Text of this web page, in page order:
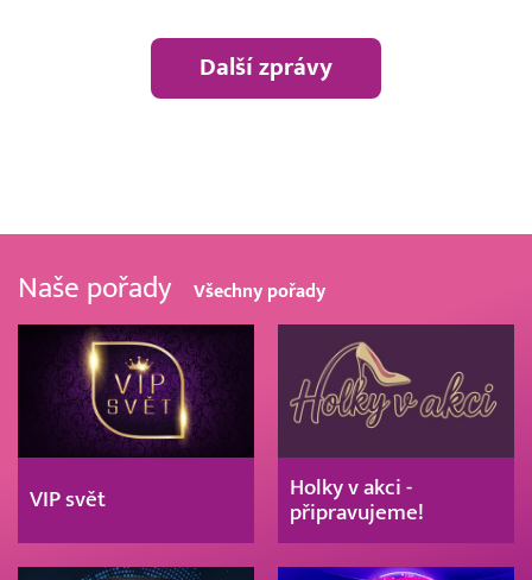
Další zprávy
Naše pořady Všechny pořady
VIP svět
Holky v akci -
připravujeme!